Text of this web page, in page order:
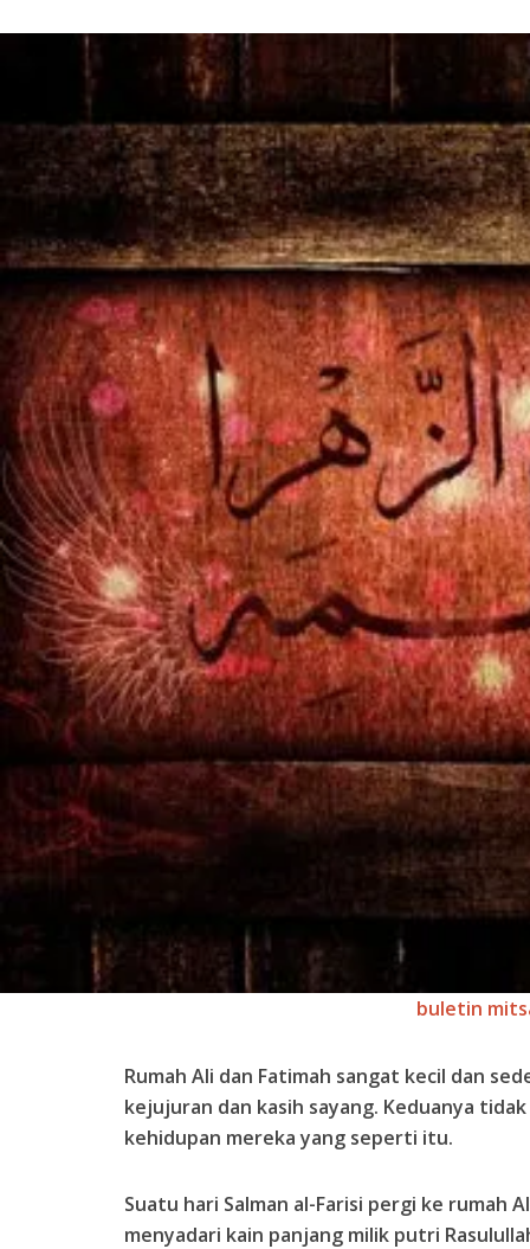
buletin
Rumah Ali dan Fatimah sangat kecil dan
kejujuran dan kasih sayang. Keduanya
kehidupan mereka yang seperti itu.
Suatu hari Salman al-Farisi pergi ke rumah
menyadari kain panjang milik putri